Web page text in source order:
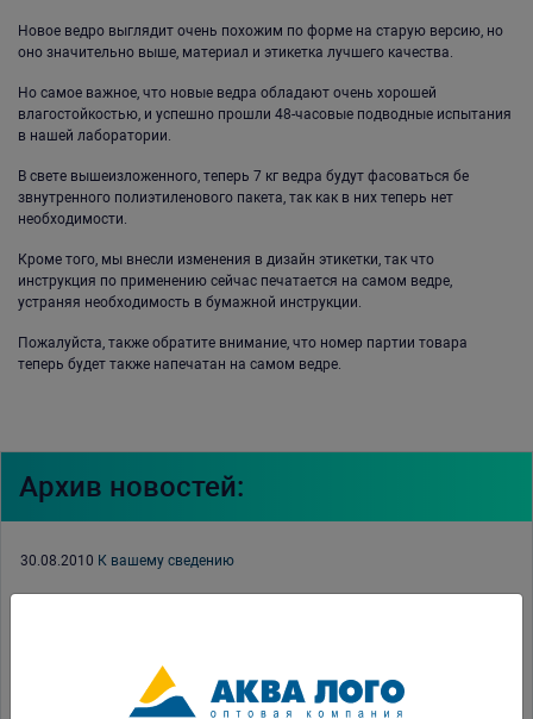
Новое ведро выглядит очень похожим по форме на старую версию, но
оно значительно выше, материал и этикетка лучшего качества.
Но самое важное, что новые ведра обладают очень хорошей
влагостойкостью, и успешно прошли 48-часовые подводные испытания
в нашей лаборатории.
В свете вышеизложенного, теперь 7 кг ведра будут фасоваться бе
звнутренного полиэтиленового пакета, так как в них теперь нет
необходимости.
Кроме того, мы внесли изменения в дизайн этикетки, так что
инструкция по применению сейчас печатается на самом ведре,
устраняя необходимость в бумажной инструкции.
Пожалуйста, также обратите внимание, что номер партии товара
теперь будет также напечатан на самом ведре.
Архив новостей:
30.08.2010 К вашему сведению
Оптовая Компания Аква Лого благодарит.